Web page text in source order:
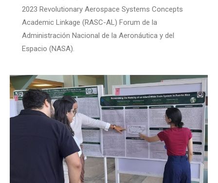
2023 Revolutionary Aerospace Systems Concepts
Academic Linkage (RASC-AL) Forum de la
Administración Nacional de la Aeronáutica y del
Espacio (NASA).